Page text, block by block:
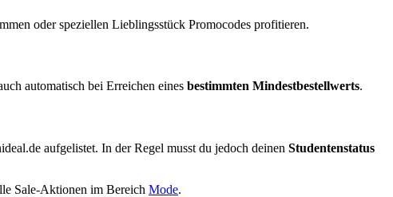
oder speziellen Lieblingsstück Promocodes profitieren.
automatisch bei Erreichen eines bestimmten Mindestbestellwerts.
aufgelistet. In der Regel musst du jedoch deinen Studentenstatus
Sale-Aktionen im Bereich Mode.